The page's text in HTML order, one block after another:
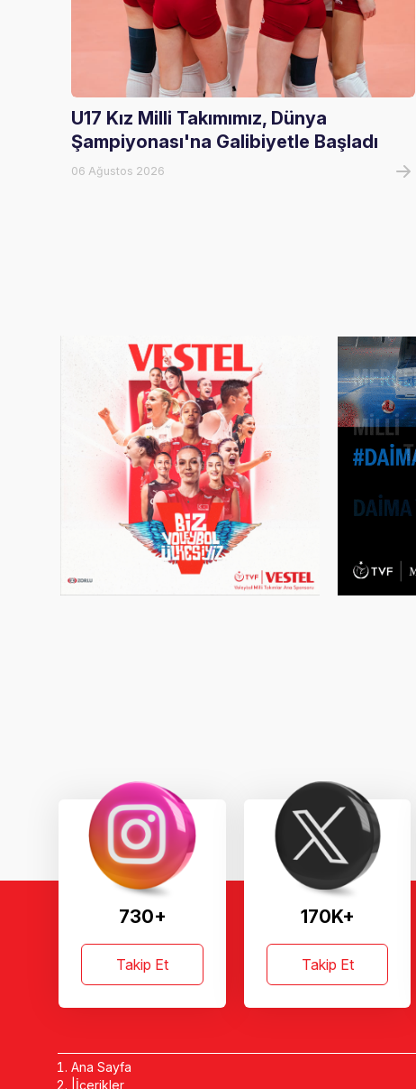
U17 Kız Milli Takımımız, Dünya
Şampiyonası'na Galibiyetle Başladı
06 Ağustos 2026
730+
Takip Et
170K+
Takip Et
Ana Sayfa
İçerikler